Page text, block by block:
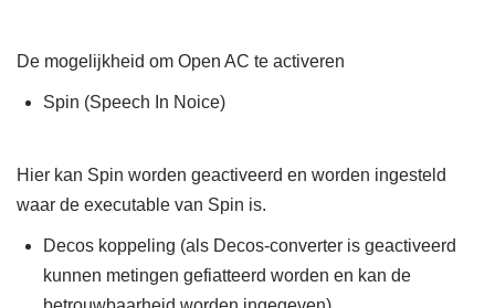
De mogelijkheid om Open AC te activeren
Spin (Speech In Noice)
Hier kan Spin worden geactiveerd en worden ingesteld
waar de executable van Spin is.
Decos koppeling (als Decos-converter is geactiveerd
kunnen metingen gefiatteerd worden en kan de